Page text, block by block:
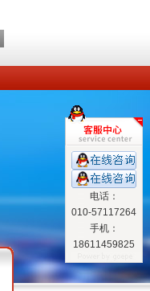
电话：
010-57117264
手机：
18611459825